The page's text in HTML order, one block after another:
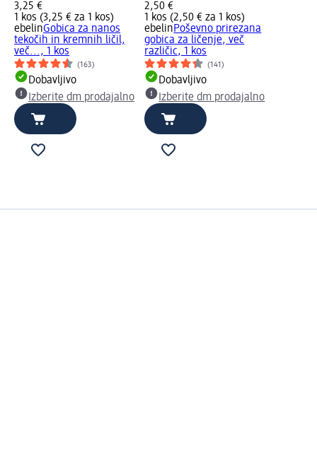
3,25 €
1 kos (3,25 € za 1 kos)
ebelinGobica za nanos
tekočih in kremnih ličil,
več..., 1 kos
(163)
Dobavljivo
Izberite dm prodajalno
2,50 €
1 kos (2,50 € za 1 kos)
ebelinPoševno prirezana
gobica za ličenje, več
različic, 1 kos
(141)
Dobavljivo
Izberite dm prodajalno